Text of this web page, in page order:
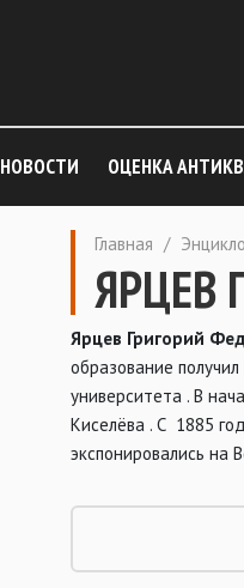
НОВОСТИ ОЦЕНКА
Главная /
ЯРЦЕВ
Ярцев Григорий
образование
университета . В
Киселёва . С 1885
экспонировались на